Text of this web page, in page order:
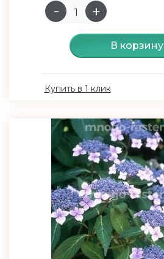
В корзину
Купить в 1 клик